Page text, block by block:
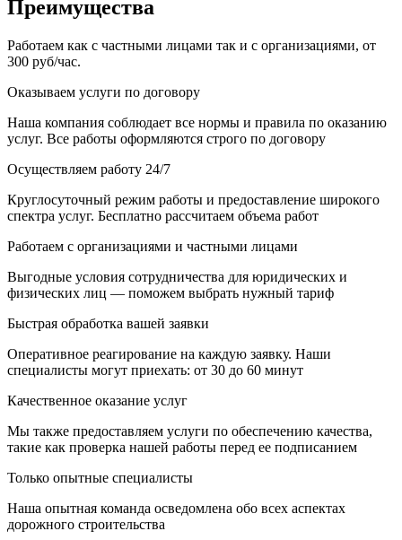
Преимущества
Работаем как с частными лицами так и с организациями, от
300 руб/час.
Оказываем услуги по договору
Наша компания соблюдает все нормы и правила по оказанию
услуг. Все работы оформляются строго по договору
Осуществляем работу 24/7
Круглосуточный режим работы и предоставление широкого
спектра услуг. Бесплатно рассчитаем объема работ
Работаем с организациями и частными лицами
Выгодные условия сотрудничества для юридических и
физических лиц — поможем выбрать нужный тариф
Быстрая обработка вашей заявки
Оперативное реагирование на каждую заявку. Наши
специалисты могут приехать: от 30 до 60 минут
Качественное оказание услуг
Мы также предоставляем услуги по обеспечению качества,
такие как проверка нашей работы перед ее подписанием
Только опытные специалисты
Наша опытная команда осведомлена обо всех аспектах
дорожного строительства